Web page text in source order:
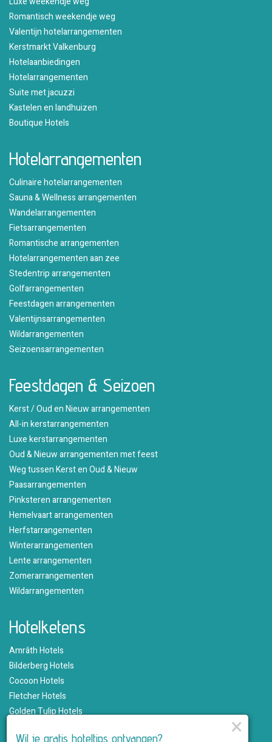
Romantisch weekendje weg
Valentijn hotelarrangementen
Kerstmarkt Valkenburg
Hotelaanbiedingen
Hotelarrangementen
Suite met jacuzzi
Kastelen en landhuizen
Boutique Hotels
Hotelarrangementen
Culinaire hotelarrangementen
Sauna & Wellness arrangementen
Wandelarrangementen
Fietsarrangementen
Romantische arrangementen
Hotelarrangementen aan zee
Stedentrip arrangementen
Golfarrangementen
Feestdagen arrangementen
Valentijnsarrangementen
Wildarrangementen
Seizoensarrangementen
Feestdagen & Seizoen
Kerst / Oud en Nieuw arrangementen
All-in kerstarrangementen
Luxe kerstarrangementen
Oud & Nieuw arrangementen met feest
Weg tussen Kerst en Oud & Nieuw
Paasarrangementen
Pinksteren arrangementen
Hemelvaart arrangementen
Herfstarrangementen
Winterarrangementen
Lente arrangementen
Zomerarrangementen
Wildarrangementen
Hotelketens
Amrâth Hotels
Bilderberg Hotels
Cocoon Hotels
Fletcher Hotels
Golden Tulip Hotels
×
Wil je gratis hoteltips ontvangen?